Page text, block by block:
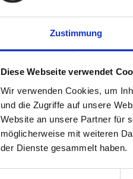
Zustimmung
Diese Webseite verwendet
Wir verwenden Cookies, um
und die Zugriffe auf unsere
Website an unsere Partner für
möglicherweise mit weiteren
der Dienste gesammelt haben.
wir rufen zurück!
Hier finden Sie unsere
Platzplan
Besucht uns
beifacebook